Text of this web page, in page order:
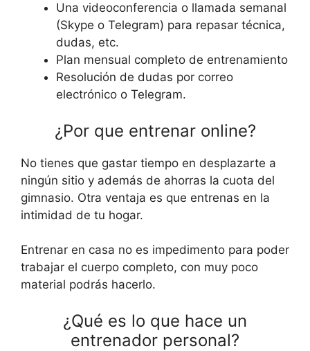
Una videoconferencia o llamada semanal
(Skype o Telegram) para repasar técnica,
dudas, etc.
Plan mensual completo de entrenamiento
Resolución de dudas por correo
electrónico o Telegram.
¿Por que entrenar online?
No tienes que gastar tiempo en desplazarte a
ningún sitio y además de ahorras la cuota del
gimnasio. Otra ventaja es que entrenas en la
intimidad de tu hogar.
Entrenar en casa no es impedimento para poder
trabajar el cuerpo completo, con muy poco
material podrás hacerlo.
¿Qué es lo que hace un
entrenador personal?